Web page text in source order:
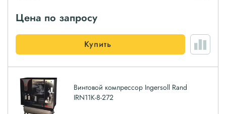
Цена по запросу
Купить
Винтовой компрессор Ingersoll Rand
IRN11K-8-272